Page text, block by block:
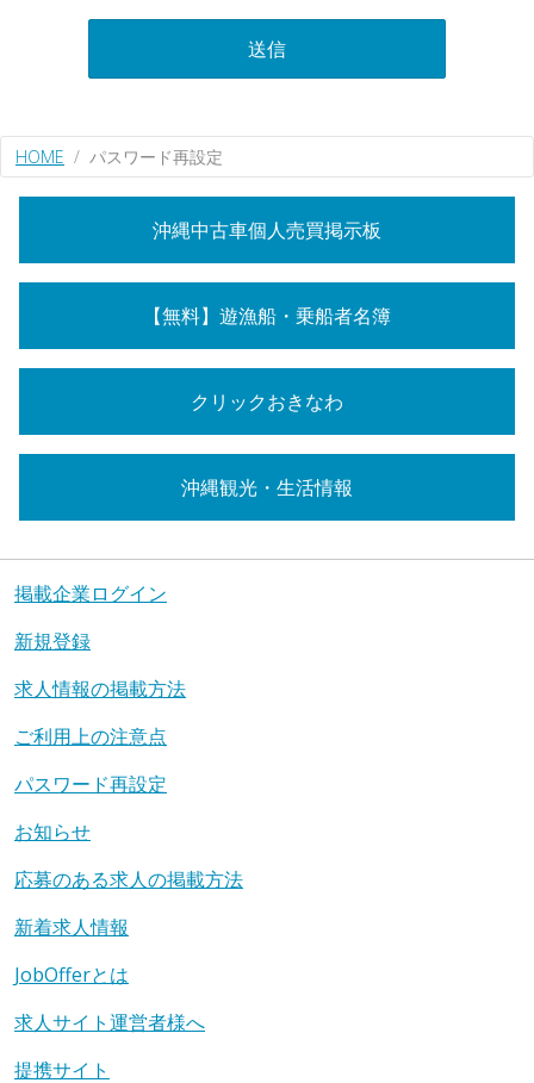
送信
HOME パスワード再設定
沖縄中古車個人売買掲示板
【無料】遊漁船・乗船者名簿
クリックおきなわ
沖縄観光・生活情報
掲載企業ログイン
新規登録
求人情報の掲載方法
ご利用上の注意点
パスワード再設定
お知らせ
応募のある求人の掲載方法
新着求人情報
JobOfferとは
求人サイト運営者様へ
提携サイト